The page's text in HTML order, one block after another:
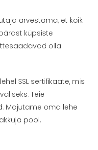
arvestama, et kõik
küpsiste
olla.
lehel SSL sertifikaate, mis
Teie
Majutame oma lehe
pool.